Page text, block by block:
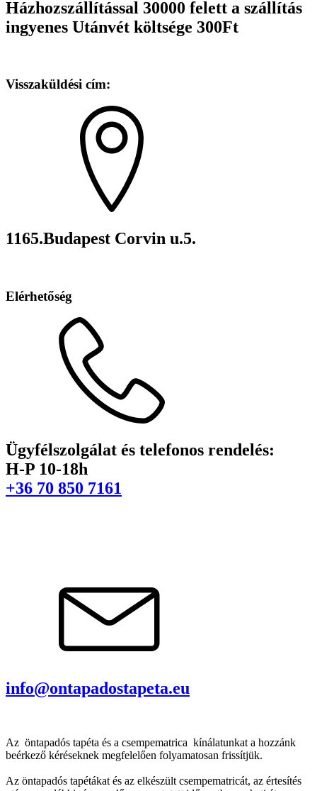
Házhozszállítással 30000 felett a szállítás
ingyenes Utánvét költsége 300Ft
Visszaküldési cím:
1165.Budapest Corvin u.5.
Elérhetőség
Ügyfélszolgálat és telefonos rendelés:
H-P 10-18h
+36 70 850 7161
info@ontapadostapeta.eu
Az öntapadós tapéta és a csempematrica kínálatunkat a hozzánk
beérkező kéréseknek megfelelően folyamatosan frissítjük.
Az öntapadós tapétákat és az elkészült csempematricát, az értesítés